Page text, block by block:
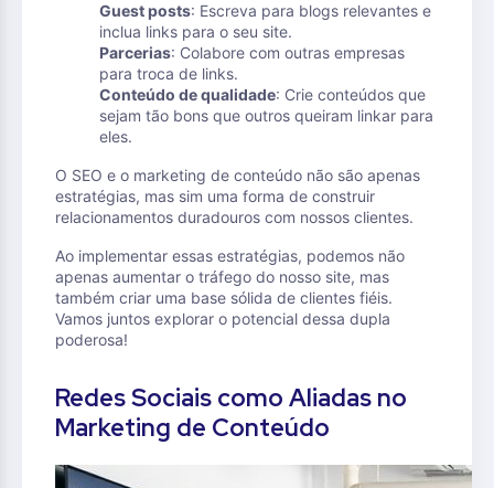
Guest posts: Escreva para blogs relevantes e
inclua links para o seu site.
Parcerias: Colabore com outras empresas
para troca de links.
Conteúdo de qualidade: Crie conteúdos que
sejam tão bons que outros queiram linkar para
eles.
O SEO e o marketing de conteúdo não são apenas
estratégias, mas sim uma forma de construir
relacionamentos duradouros com nossos clientes.
Ao implementar essas estratégias, podemos não
apenas aumentar o tráfego do nosso site, mas
também criar uma base sólida de clientes fiéis.
Vamos juntos explorar o potencial dessa dupla
poderosa!
Redes Sociais como Aliadas no
Marketing de Conteúdo